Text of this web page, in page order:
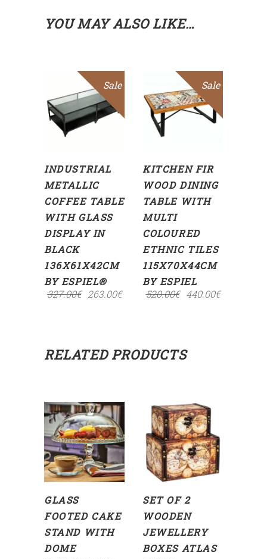
YOU MAY ALSO LIKE…
Sale
ADD
TO
CART
INDUSTRIAL
METALLIC
COFFEE TABLE
WITH GLASS
DISPLAY IN
BLACK
136X61X42CM
BY ESPIEL®
327.00€ 263.00€
Sale
ADD
TO
KITCHEN FIR
WOOD DINING
TABLE WITH
MULTI
COLOURED
ETHNIC TILES
115X70X44CM
BY ESPIEL
520.00€ 440.00€
RELATED PRODUCTS
ADD
TO
CART
GLASS
FOOTED CAKE
STAND WITH
DOME
ADD
TO
CART
SET OF 2
WOODEN
JEWELLERY
BOXES ATLAS